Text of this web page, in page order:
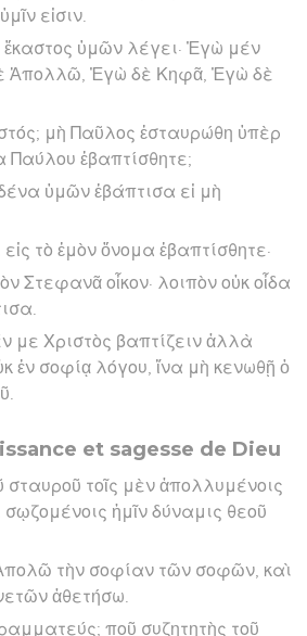
εἰσιν.
ἕκαστος ὑμῶν λέγει· Ἐγὼ μέν
Ἀπολλῶ, Ἐγὼ δὲ Κηφᾶ, Ἐγὼ δὲ
μὴ Παῦλος ἐσταυρώθη ὑπὲρ
Παύλου ἐβαπτίσθητε;
ὑμῶν ἐβάπτισα εἰ μὴ
εἰς τὸ ἐμὸν ὄνομα ἐβαπτίσθητε·
Στεφανᾶ οἶκον· λοιπὸν οὐκ οἶδα
με Χριστὸς βαπτίζειν ἀλλὰ
ἐν σοφίᾳ λόγου, ἵνα μὴ κενωθῇ ὁ
et sagesse de Dieu
τοῖς μὲν ἀπολλυμένοις
σῳζομένοις ἡμῖν δύναμις θεοῦ
τὴν σοφίαν τῶν σοφῶν, καὶ
ἀθετήσω.
ποῦ συζητητὴς τοῦ